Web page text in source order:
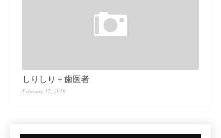
しりしり＋歯医者
February 17, 2019